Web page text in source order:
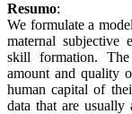
Resumo:
We formulate a
maternal subjective
skill formation.
amount and quality
human capital of
data that are usually